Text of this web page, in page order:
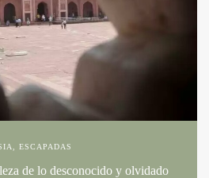
ESCAPADAS
de lo desconocido y olvidado